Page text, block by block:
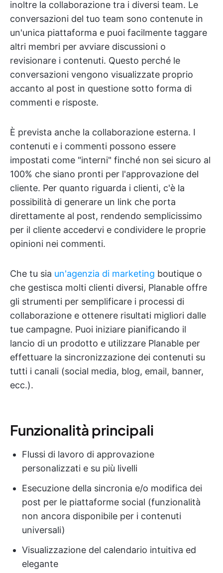
inoltre la collaborazione tra i diversi team. Le
conversazioni del tuo team sono contenute in
un'unica piattaforma e puoi facilmente taggare
altri membri per avviare discussioni o
revisionare i contenuti. Questo perché le
conversazioni vengono visualizzate proprio
accanto al post in questione sotto forma di
commenti e risposte.
È prevista anche la collaborazione esterna. I
contenuti e i commenti possono essere
impostati come "interni" finché non sei sicuro al
100% che siano pronti per l'approvazione del
cliente. Per quanto riguarda i clienti, c'è la
possibilità di generare un link che porta
direttamente al post, rendendo semplicissimo
per il cliente accedervi e condividere le proprie
opinioni nei commenti.
Che tu sia un'agenzia di marketing boutique o
che gestisca molti clienti diversi, Planable offre
gli strumenti per semplificare i processi di
collaborazione e ottenere risultati migliori dalle
tue campagne. Puoi iniziare pianificando il
lancio di un prodotto e utilizzare Planable per
effettuare la sincronizzazione dei contenuti su
tutti i canali (social media, blog, email, banner,
ecc.).
Funzionalità principali
Flussi di lavoro di approvazione
personalizzati e su più livelli
Esecuzione della sincronia e/o modifica dei
post per le piattaforme social (funzionalità
non ancora disponibile per i contenuti
universali)
Visualizzazione del calendario intuitiva ed
elegante